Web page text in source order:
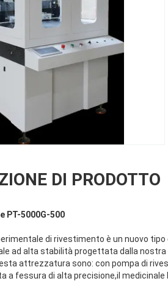
DI PRODOTTO
PT-5000G-500
di rivestimento è un nuovo
ad alta stabilità progettata dalla nostra
attrezzatura sono: con pompa di
a fessura di alta precisione,il medicinale